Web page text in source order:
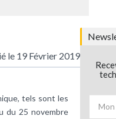
le 19 Février 2019
tels sont les
du 25 novembre